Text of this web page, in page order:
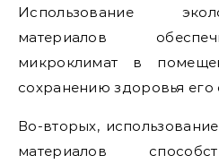
Использование
материалов
микроклимат в
сохранению здоровья его
Во-вторых,
материалов